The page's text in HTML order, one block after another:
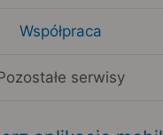
Współpraca
serwisy